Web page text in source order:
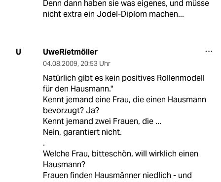
Denn dann haben sie was eigenes, und müsse
nicht extra ein Jodel-Diplom machen...
U UweRietmöller
04.08.2009, 20:53 Uhr
Natürlich gibt es kein positives Rollenmodell
für den Hausmann."
Kennt jemand eine Frau, die einen Hausmann
bevorzugt? Ja?
Kennt jemand zwei Frauen, die ...
Nein, garantiert nicht.
.
Welche Frau, bitteschön, will wirklich einen
Hausmann?
Frauen finden Hausmänner niedlich - und